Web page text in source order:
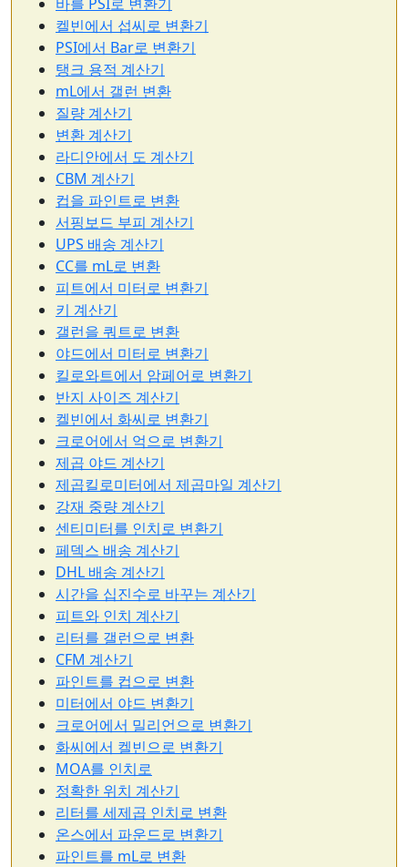
켈빈에서 섭씨로 변환기
PSI에서 Bar로 변환기
탱크 용적 계산기
mL에서 갤런 변환
질량 계산기
변환 계산기
라디안에서 도 계산기
CBM 계산기
컵을 파인트로 변환
서핑보드 부피 계산기
UPS 배송 계산기
CC를 mL로 변환
피트에서 미터로 변환기
키 계산기
갤런을 쿼트로 변환
야드에서 미터로 변환기
킬로와트에서 암페어로 변환기
반지 사이즈 계산기
켈빈에서 화씨로 변환기
크로어에서 억으로 변환기
제곱 야드 계산기
제곱킬로미터에서 제곱마일 계산기
강재 중량 계산기
센티미터를 인치로 변환기
페덱스 배송 계산기
DHL 배송 계산기
시간을 십진수로 바꾸는 계산기
피트와 인치 계산기
리터를 갤런으로 변환
CFM 계산기
파인트를 컵으로 변환
미터에서 야드 변환기
크로어에서 밀리언으로 변환기
화씨에서 켈빈으로 변환기
MOA를 인치로
정확한 위치 계산기
리터를 세제곱 인치로 변환
온스에서 파운드로 변환기
파인트를 mL로 변환